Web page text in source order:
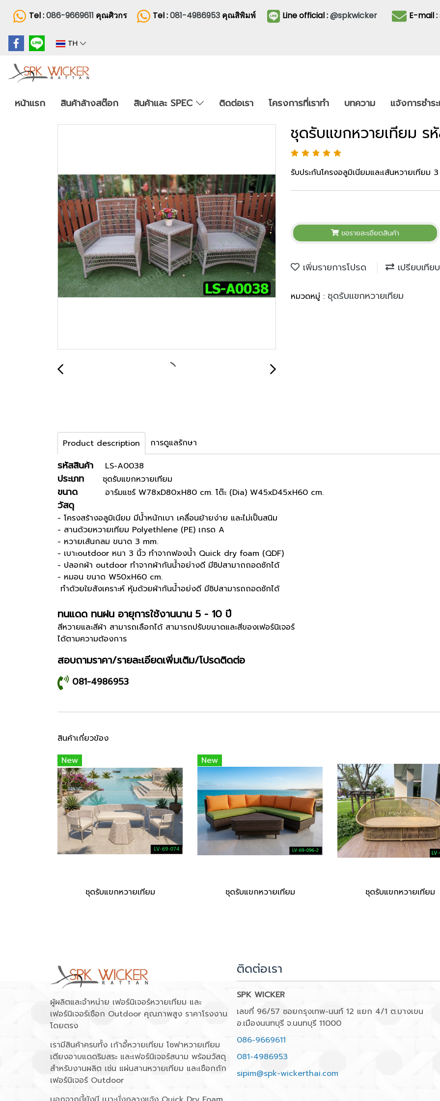
Tel :086-9669611 คุณศิวกร Tel :081-4986953 คุณสิพิมพ์ Line official :@spkwicker E-mail
TH
หน้าแรก สินค้าล้างสต๊อก สินค้าและ SPEC ติดต่อเรา โครงการที่เราทำ บทความ แจ้งการชำร
ชุดรับแขกหวายเทียม ร
รับประกันโครงอลูมิเนียมและเส้นหวายเทียม
ขอรายละเอียดสินค้า
เพิ่มรายการโปรด เปรียบเทียบ
หมวดหมู่ : ชุดรับแขกหวายเทียม
Product description การดูแลรักษา
รหัสสินค้า LS-A0038
ประเภท ชุดรับแขกหวายเทียม
ขนาด อาร์มแชร์ W78xD80xH80 cm. โต๊ะ (Dia) W45xD45xH60 cm.
วัสดุ
- โครงสร้างอลูมิเนียม มีน้ำหนักเบา เคลื่อนย้ายง่าย และไม่เป็นสนิม
- สานด้วยหวายเทียม Polyethlene (PE) เกรด A
- หวายเส้นกลม ขนาด 3 mm.
- เบาะoutdoor หนา 3 นิ้ว ทำจากฟองน้ำ Quick dry foam (QDF)
- ปลอกผ้า outdoor ทำจากผ้ากันน้ำอย่างดี มีซิปสามาถถอดซักได้
- หมอน ขนาด W50xH60 cm.
ทำด้วยใยสังเคราะห์ หุ้มด้วยผ้ากันน้ำอย่งดี มีซิปสามารถถอดซักได้
ทนแดด ทนฝน อายุการใช้งานนาน 5 - 10 ปี
สีหวายและสีผ้า สามารถเลือกได้ สามารถปรับขนาดและสีของเฟอร์นิเจอร์
ได้ตามความต้องการ
สอบถามราคา/รายละเอียดเพิ่มเติม/โปรดติดต่อ
081-4986953
สินค้าเกี่ยวข้อง
New
ชุดรับแขกหวายเทียม
New
ชุดรับแขกหวายเทียม ชุดรับแขกหวายเทียม
ผู้ผลิตและจำหน่าย เฟอร์นิเจอร์หวายเทียม และ
เฟอร์นิเจอร์เชือก Outdoor คุณภาพสูง ราคาโรงงาน
โดยตรง
เรามีสินค้าครบทั้ง เก้าอี้หวายเทียม โซฟาหวายเทียม
เตียงอาบแดดริมสระ และเฟอร์นิเจอร์สนาม พร้อมวัสดุ
สำหรับงานผลิต เช่น แผ่นสานหวายเทียม และเชือกถัก
เฟอร์นิเจอร์ Outdoor
ติดต่อเรา
SPK WICKER
เลขที่ 96/57 ซอยกรุงเทพ-นนท์ 12 แยก 4/1 ต.บางเขน
อ.เมืองนนทบุรี จ.นนทบุรี 11000
086-9669611
081-4986953
sipim@spk-wickerthai.com